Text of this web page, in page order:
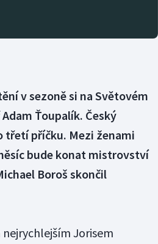
v sezoně si na Světovém
Ťoupalík. Český
třetí příčku. Mezi ženami
bude konat mistrovství
Boroš skončil
Jorisem